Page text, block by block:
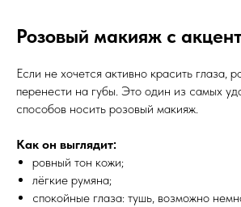
Розовый макияж с
Если не хочется активно красить глаза,
перенести на губы. Это один из самых
способов носить розовый макияж.
Как он выглядит:
ровный тон кожи;
лёгкие румяна;
спокойные глаза: тушь, возможно